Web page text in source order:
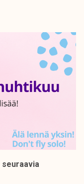
seuraavia